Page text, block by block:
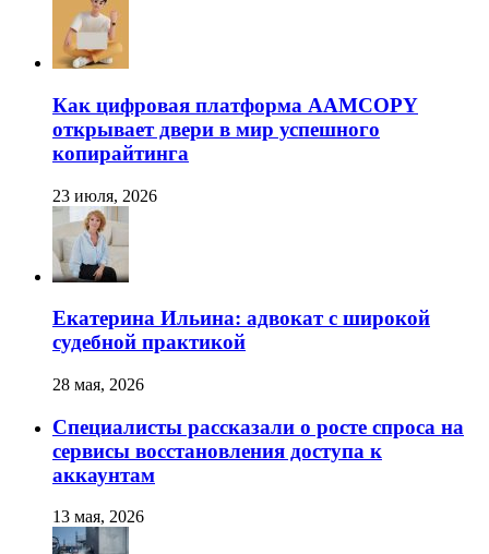
Как цифровая платформа AAMCOPY
открывает двери в мир успешного
копирайтинга
23 июля, 2026
Екатерина Ильина: адвокат с широкой
судебной практикой
28 мая, 2026
Специалисты рассказали о росте спроса на
сервисы восстановления доступа к
аккаунтам
13 мая, 2026